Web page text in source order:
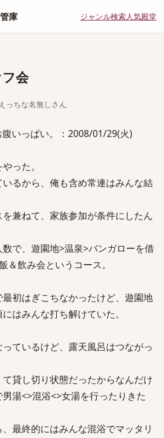
庫 ジャンル検索人気殿堂
会
ちな名無しさん
いっぱい。：2008/01/29(火)
った。
るから、俺も含め常連はみんな結
兼ねて、家族参加が条件にしたん
で、遊園地>温泉>バンガローを借
＆飲み会というコース。
初はぎこちなかったけど、遊園地
はみんな打ち解けていた。
ているけど、露天風呂はつながっ
貸し切り状態だったからなんだけ
湯<>混浴<>女湯を行ったりきた
最終的にはみんな混浴でマッタリ